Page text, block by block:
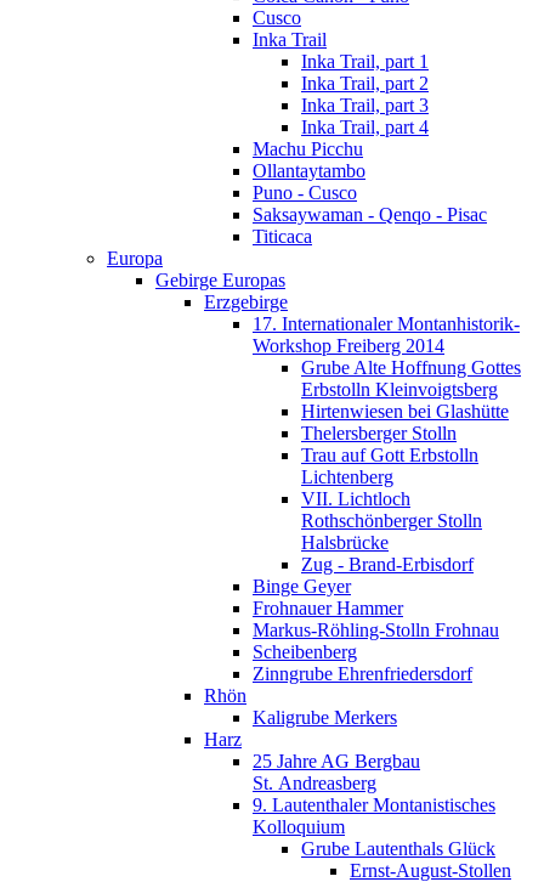
Cusco
Inka Trail
Inka Trail, part 1
Inka Trail, part 2
Inka Trail, part 3
Inka Trail, part 4
Machu Picchu
Ollantaytambo
Puno - Cusco
Saksaywaman - Qenqo - Pisac
Titicaca
Europa
Gebirge Europas
Erzgebirge
17. Internationaler Montanhistorik-
Workshop Freiberg 2014
Grube Alte Hoffnung Gottes
Erbstolln Kleinvoigtsberg
Hirtenwiesen bei Glashütte
Thelersberger Stolln
Trau auf Gott Erbstolln
Lichtenberg
VII. Lichtloch
Rothschönberger Stolln
Halsbrücke
Zug - Brand-Erbisdorf
Binge Geyer
Frohnauer Hammer
Markus-Röhling-Stolln Frohnau
Scheibenberg
Zinngrube Ehrenfriedersdorf
Rhön
Kaligrube Merkers
Harz
25 Jahre AG Bergbau
St. Andreasberg
9. Lautenthaler Montanistisches
Kolloquium
Grube Lautenthals Glück
Ernst-August-Stollen